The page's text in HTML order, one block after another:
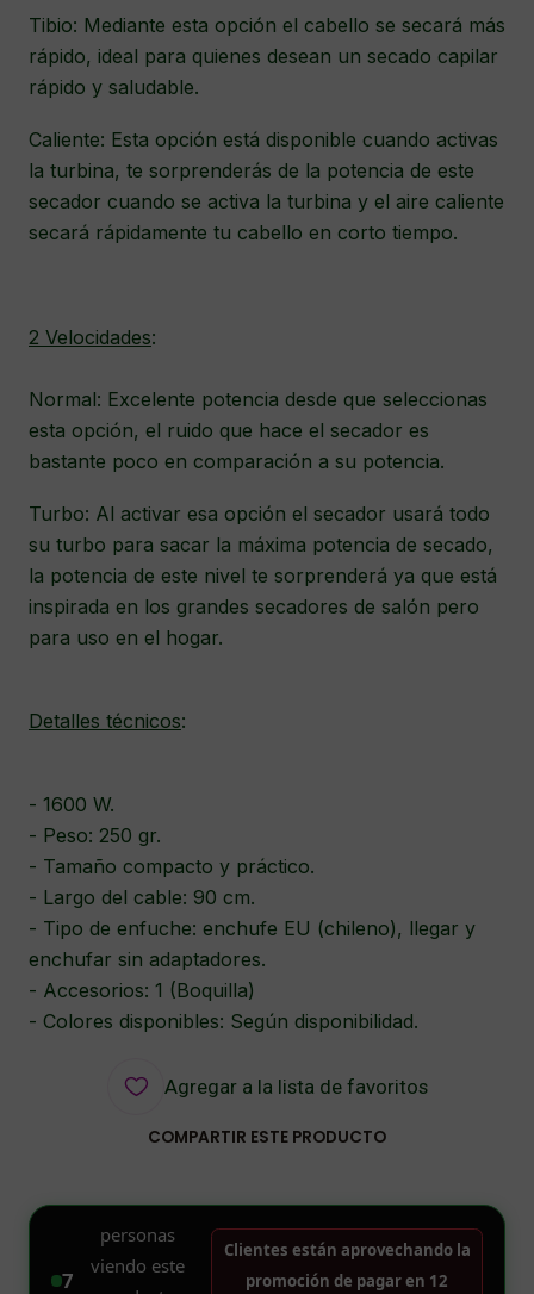
Tibio: Mediante esta opción el cabello se secará más
rápido, ideal para quienes desean un secado capilar
rápido y saludable.
Caliente: Esta opción está disponible cuando activas
la turbina, te sorprenderás de la potencia de este
secador cuando se activa la turbina y el aire caliente
secará rápidamente tu cabello en corto tiempo.
2 Velocidades:
Normal: Excelente potencia desde que seleccionas
esta opción, el ruido que hace el secador es
bastante poco en comparación a su potencia.
Turbo: Al activar esa opción el secador usará todo
su turbo para sacar la máxima potencia de secado,
la potencia de este nivel te sorprenderá ya que está
inspirada en los grandes secadores de salón pero
para uso en el hogar.
Detalles técnicos:
- 1600 W.
- Peso: 250 gr.
- Tamaño compacto y práctico.
- Largo del cable: 90 cm.
- Tipo de enfuche: enchufe EU (chileno), llegar y
enchufar sin adaptadores.
- Accesorios: 1 (Boquilla)
- Colores disponibles: Según disponibilidad.
Agregar a la lista de favoritos
COMPARTIR ESTE PRODUCTO